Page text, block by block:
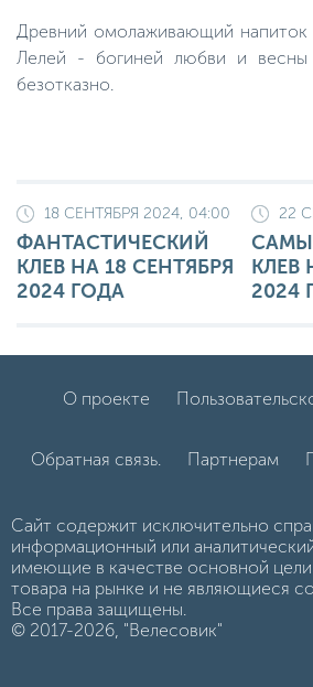
Древний омолаживающий
Лелей - богиней любви и весны
безотказно.
18 СЕНТЯБРЯ 2024, 04:00
ФАНТАСТИЧЕСКИЙ
КЛЕВ НА 18 СЕНТЯБРЯ
2024 ГОДА
22
КЛЕВ
2024
О проекте
Обратная связь. Партнерам
Сайт содержит исключительно
информационный или
имеющие в качестве основной
товара на рынке и не являющиеся
Все права защищены.
© 2017-2026, "Велесовик"